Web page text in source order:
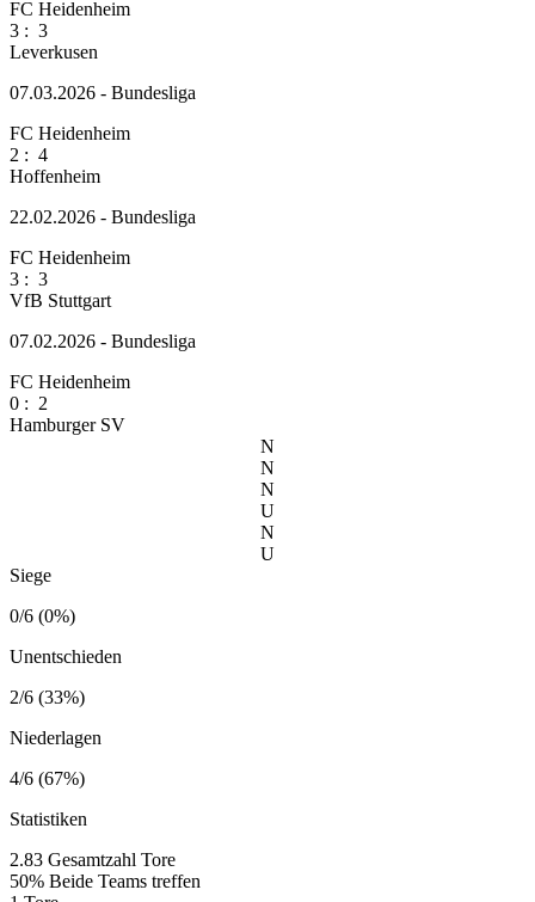
FC Heidenheim
3 : 3
Leverkusen
07.03.2026 - Bundesliga
FC Heidenheim
2 : 4
Hoffenheim
22.02.2026 - Bundesliga
FC Heidenheim
3 : 3
VfB Stuttgart
07.02.2026 - Bundesliga
FC Heidenheim
0 : 2
Hamburger SV
N
N
N
U
N
U
Siege
0/6 (0%)
Unentschieden
2/6 (33%)
Niederlagen
4/6 (67%)
Statistiken
2.83 Gesamtzahl Tore
50% Beide Teams treffen